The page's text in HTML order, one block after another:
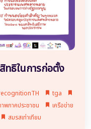
ทธิในการก่อตั้ง
tga
พภาคประชาชน
เครือข่าย
สมรสเท่าเทียม